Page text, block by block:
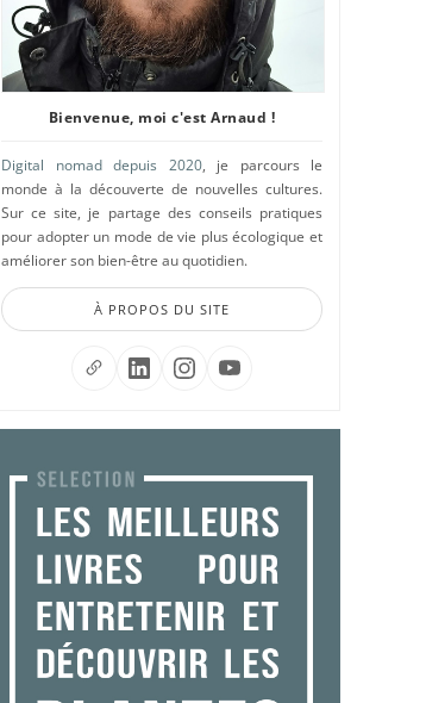
Bienvenue, moi c'est Arnaud !
Digital nomad depuis 2020, je parcours le
monde à la découverte de nouvelles cultures.
Sur ce site, je partage des conseils pratiques
pour adopter un mode de vie plus écologique et
améliorer son bien-être au quotidien.
À PROPOS DU SITE